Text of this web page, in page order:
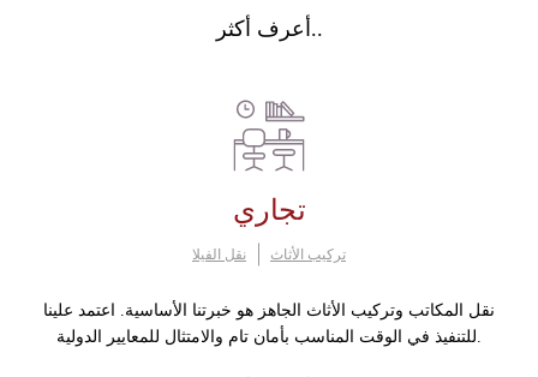
أعرف أكثر..
تجاري
نقل الفيلا تركيب الأثاث
نقل المكاتب وتركيب الأثاث الجاهز هو خبرتنا الأساسية. اعتمد علينا